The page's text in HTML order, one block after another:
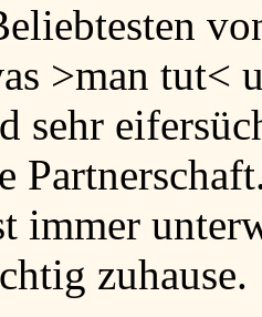
>man tut<
sehr
immer
zuhause.